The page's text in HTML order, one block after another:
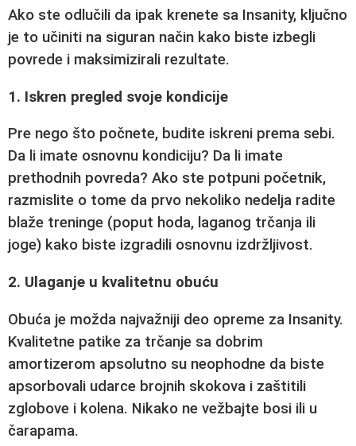
Ako ste odlučili da ipak krenete sa Insanity, ključno
je to učiniti na siguran način kako biste izbegli
povrede i maksimizirali rezultate.
1. Iskren pregled svoje kondicije
Pre nego što počnete, budite iskreni prema sebi.
Da li imate osnovnu kondiciju? Da li imate
prethodnih povreda? Ako ste potpuni početnik,
razmislite o tome da prvo nekoliko nedelja radite
blaže treninge (poput hoda, laganog trčanja ili
joge) kako biste izgradili osnovnu izdržljivost.
2. Ulaganje u kvalitetnu obuću
Obuća je možda najvažniji deo opreme za Insanity.
Kvalitetne patike za trčanje sa dobrim
amortizerom apsolutno su neophodne da biste
apsorbovali udarce brojnih skokova i zaštitili
zglobove i kolena. Nikako ne vežbajte bosi ili u
čarapama.